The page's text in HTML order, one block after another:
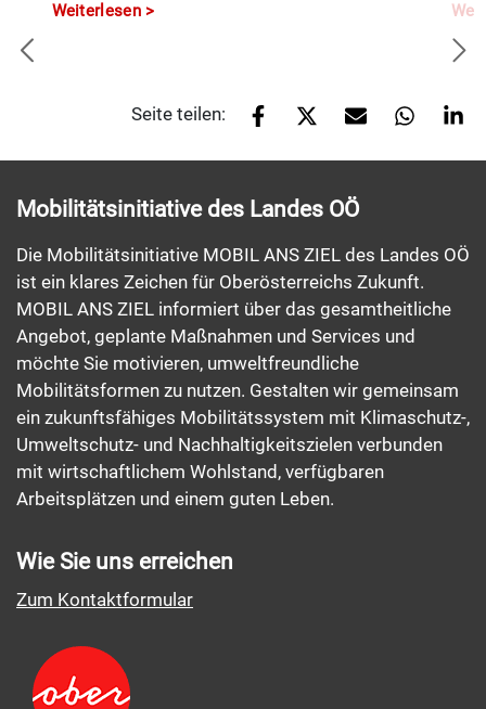
Weiterlesen
Seite teilen:
Mobilitätsinitiative des Landes OÖ
Die Mobilitätsinitiative MOBIL ANS ZIEL des Landes OÖ
ist ein klares Zeichen für Oberösterreichs Zukunft.
MOBIL ANS ZIEL informiert über das gesamtheitliche
Angebot, geplante Maßnahmen und Services und
möchte Sie motivieren, umweltfreundliche
Mobilitätsformen zu nutzen. Gestalten wir gemeinsam
ein zukunftsfähiges Mobilitätssystem mit Klimaschutz-,
Umweltschutz- und Nachhaltigkeitszielen verbunden
mit wirtschaftlichem Wohlstand, verfügbaren
Arbeitsplätzen und einem guten Leben.
Wie Sie uns erreichen
Zum Kontaktformular